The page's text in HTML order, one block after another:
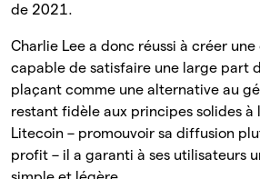
de 2021.
Charlie Lee a donc réussi à créer
capable de satisfaire une large part
plaçant comme une alternative au
restant fidèle aux principes solides à
Litecoin – promouvoir sa diffusion
profit – il a garanti à ses utilisateurs